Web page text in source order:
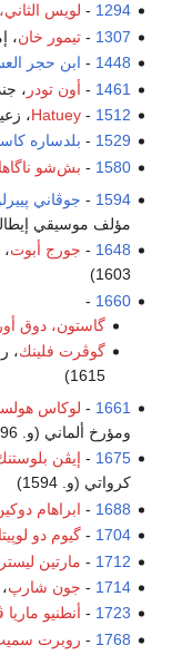
1294
- لويس
1307
-تيمور خان،
1448
- ابن حجر
1461
- أون تودر ،
1512
-
Hatuey،
1529
- بلدساره
1580
- بش‌شو
1594
- جوڤاني
مؤلف موسيقي إيطالي
1648
- جورج أبوت
1603)
1660
-
گاستون، دوق
گوڤرت فلينك،
1615)
1661
- لوكاس
ومؤرخ ألماني (و. 1596)
1675
- إيڤن
كرواتي (و. 1594)
1688
- ابراهام
1704
-گيوم دو
1712
- مارتين ليستر
1714
- جون شارپ
1723
- أنطنيو ماريا
1768
- روبرت